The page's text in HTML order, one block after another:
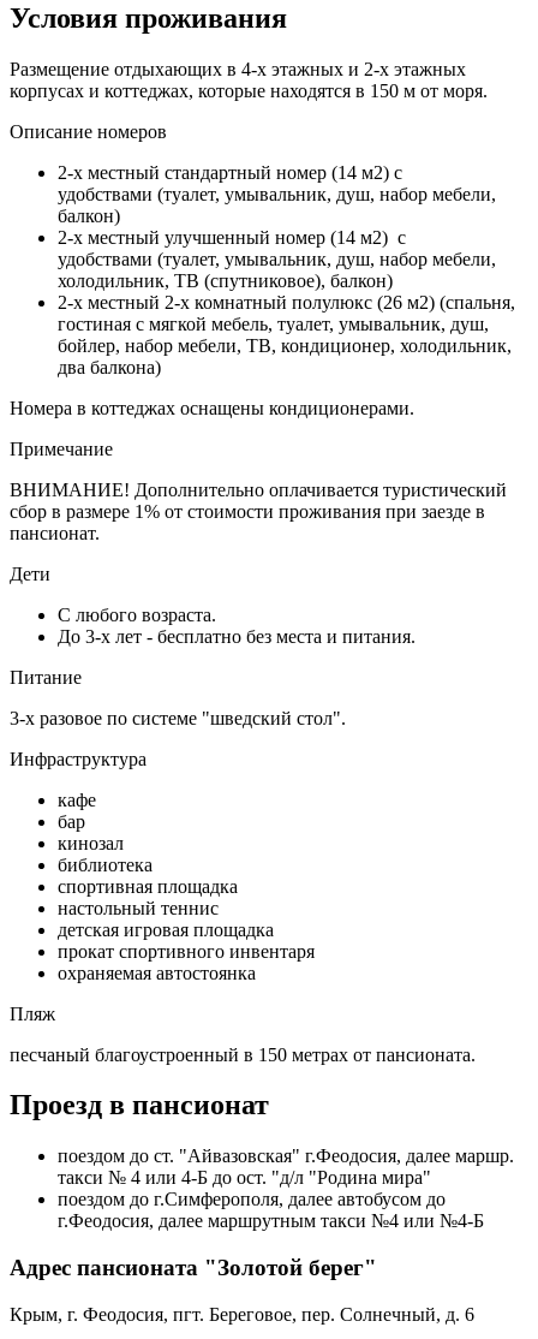
Условия проживания
Размещение отдыхающих в 4-х этажных и 2-х этажных
корпусах и коттеджах, которые находятся в 150 м от моря.
Описание номеров
2-х местный стандартный номер (14 м2) с
удобствами (туалет, умывальник, душ, набор мебели,
балкон)
2-х местный улучшенный номер (14 м2) с
удобствами (туалет, умывальник, душ, набор мебели,
холодильник, ТВ (спутниковое), балкон)
2-х местный 2-х комнатный полулюкс (26 м2) (спальня,
гостиная с мягкой мебель, туалет, умывальник, душ,
бойлер, набор мебели, ТВ, кондиционер, холодильник,
два балкона)
Номера в коттеджах оснащены кондиционерами.
Примечание
ВНИМАНИЕ! Дополнительно оплачивается туристический
сбор в размере 1% от стоимости проживания при заезде в
пансионат.
Дети
С любого возраста.
До 3-х лет - бесплатно без места и питания.
Питание
3-х разовое по системе "шведский стол".
Инфраструктура
кафе
бар
кинозал
библиотека
спортивная площадка
настольный теннис
детская игровая площадка
прокат спортивного инвентаря
охраняемая автостоянка
Пляж
песчаный благоустроенный в 150 метрах от пансионата.
Проезд в пансионат
поездом до ст. "Айвазовская" г.Феодосия, далее маршр.
такси № 4 или 4-Б до ост. "д/л "Родина мира"
поездом до г.Симферополя, далее автобусом до
г.Феодосия, далее маршрутным такси №4 или №4-Б
Адрес пансионата "Золотой берег"
Крым, г. Феодосия, пгт. Береговое, пер. Солнечный, д. 6